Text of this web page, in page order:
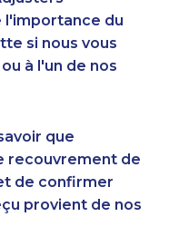
l'importance du
si nous vous
à l'un de nos
que
recouvrement de
de confirmer
provient de nos